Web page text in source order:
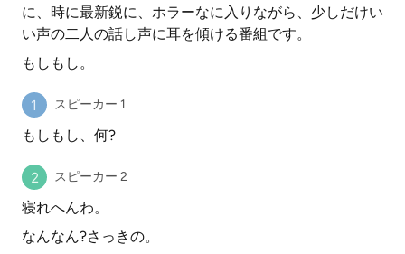
に、時に最新鋭に、ホラーなに入りながら、少しだけい
い声の二人の話し声に耳を傾ける番組です。
もしもし。
スピーカー 1
もしもし、何?
スピーカー 2
寝れへんわ。
なんなん?さっきの。